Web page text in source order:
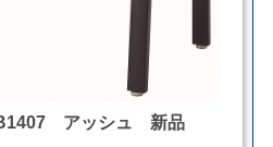
アッシュ 新品